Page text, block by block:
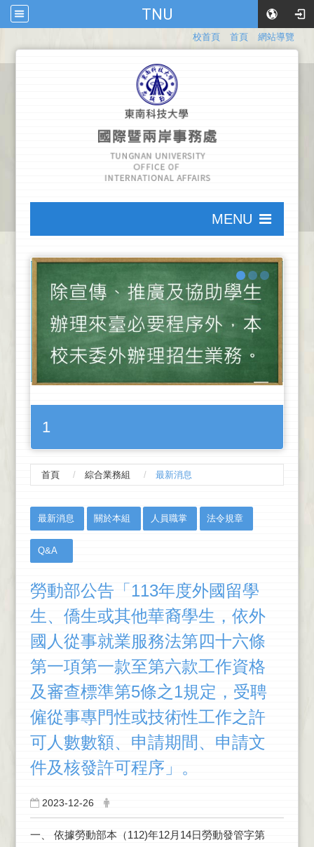
TNU
校首頁 首頁 網站導覽
MENU
1
首頁 綜合業務組 最新消息
最新消息 關於本組 人員職掌 法令規章
Q&A
勞動部公告「113年度外國留學
生、僑生或其他華裔學生，依外
國人從事就業服務法第四十六條
第一項第一款至第六款工作資格
及審查標準第5條之1規定，受聘
僱從事專門性或技術性工作之許
可人數數額、申請期間、申請文
件及核發許可程序」。
2023-12-26
一、 依據勞動部本（112)年12月14日勞動發管字第